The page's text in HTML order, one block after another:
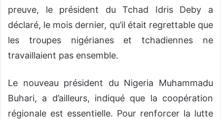
preuve, le président du Tchad Idris Deby a
déclaré, le mois dernier, qu’il était regrettable que
les troupes nigérianes et tchadiennes ne
travaillaient pas ensemble.
Le nouveau président du Nigeria Muhammadu
Buhari, a d’ailleurs, indiqué que la coopération
régionale est essentielle. Pour renforcer la lutte